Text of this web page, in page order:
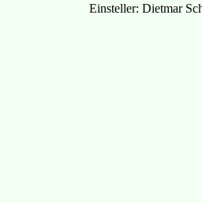
Einsteller: Dietmar